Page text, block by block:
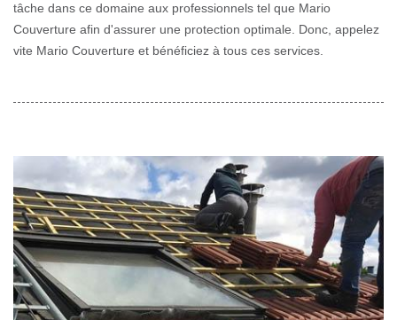
tâche dans ce domaine aux professionnels tel que Mario
Couverture afin d'assurer une protection optimale. Donc, appelez
vite Mario Couverture et bénéficiez à tous ces services.